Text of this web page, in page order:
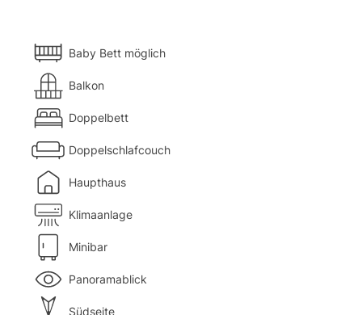
Baby Bett möglich
Balkon
Doppelbett
Doppelschlafcouch
Haupthaus
Klimaanlage
Minibar
Panoramablick
Südseite